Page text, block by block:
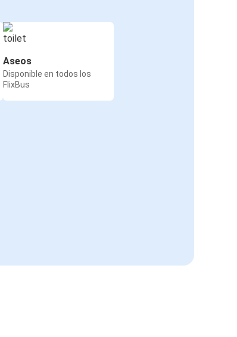
Aseos
Disponible en todos los
FlixBus